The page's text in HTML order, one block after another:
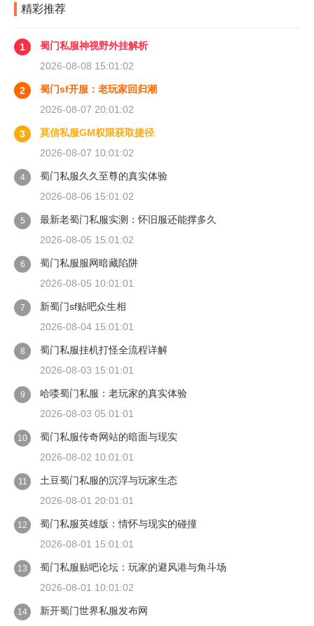
精彩推荐
1
蜀门私服神视野外挂解析
2026-08-08 15:01:02
2
蜀门sf开服：老玩家回归潮
2026-08-07 20:01:02
3
莫信私服GM权限获取捷径
2026-08-07 10:01:02
4
蜀门私服久久至尊的真实体验
2026-08-06 15:01:02
5
最新老蜀门私服实测：怀旧服还能撑多久
2026-08-05 15:01:02
6
蜀门私服服网暗藏陷阱
2026-08-05 10:01:01
7
新蜀门sf贴吧众生相
2026-08-04 15:01:01
8
蜀门私服挂机打怪全流程详解
2026-08-03 15:01:01
9
哈喽蜀门私服：老玩家的真实体验
2026-08-03 05:01:01
10
蜀门私服传奇网站的暗面与现实
2026-08-02 10:01:01
11
土豆蜀门私服的沉浮与玩家生态
2026-08-01 20:01:01
12
蜀门私服英雄版：情怀与现实的碰撞
2026-08-01 15:01:01
13
蜀门私服贴吧论坛：玩家的避风港与角斗场
2026-08-01 10:01:02
14
新开蜀门世界私服发布网